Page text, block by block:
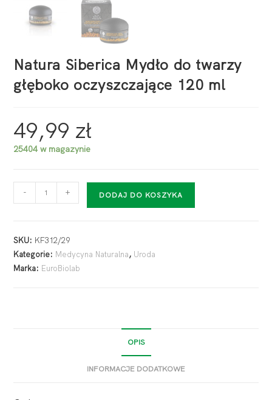
Natura Siberica Mydło do twarzy
głęboko oczyszczające 120 ml
49,99 zł
25404 w magazynie
- + DODAJ DO KOSZYKA
SKU: KF312/29
Kategorie: Medycyna Naturalna, Uroda
Marka: EuroBiolab
OPIS
INFORMACJE DODATKOWE